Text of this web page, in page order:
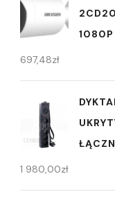
697,48zł
1 980,00zł